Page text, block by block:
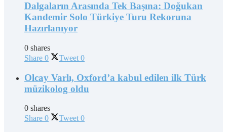
Dalgaların Arasında Tek Başına: Doğukan
Kandemir Solo Türkiye Turu Rekoruna
Hazırlanıyor
0 shares
Share 0 Tweet 0
Olcay Varlı, Oxford’a kabul edilen ilk Türk
müzikolog oldu
0 shares
Share 0 Tweet 0